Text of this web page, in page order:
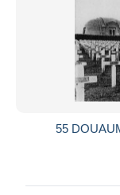
55